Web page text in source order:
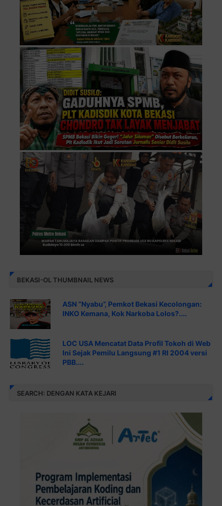
BEKASI-OL THUMBNAIL NEWS
ASN “Nyabu”, Pemkot Bekasi Kecolongan:
INKO Kemana, Kok Narkoba Lolos?....
LOC USA Mencatat Data Profil Tokoh di Web
Ini Sejak Pemilu Langsung #1 RI 2004 versi
PBB....
SEARCH: DENGAN KATA KEJARI